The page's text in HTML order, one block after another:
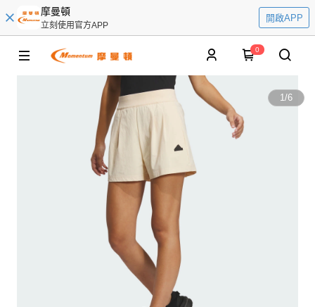
摩曼頓
立刻使用官方APP
開啟APP
0
1/6